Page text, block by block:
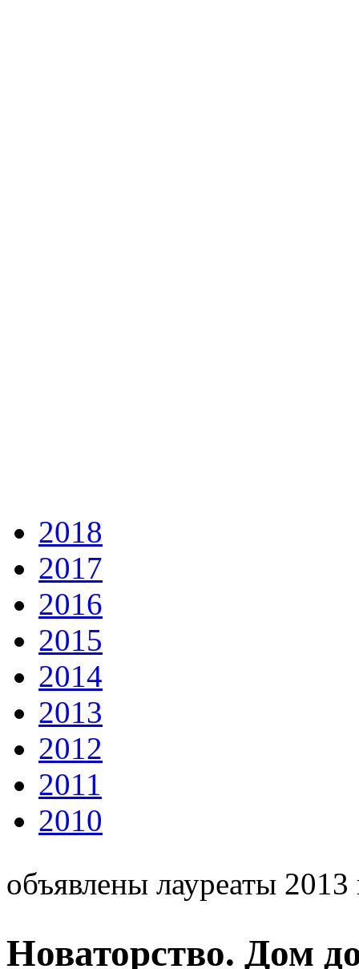
2018
2017
2016
2015
2014
2013
2012
2011
2010
объявлены лауреаты 2013
Новаторство. Дом